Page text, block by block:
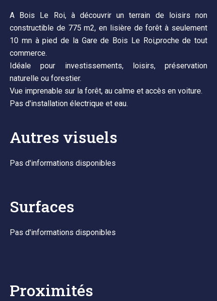
A Bois Le Roi, à découvrir un terrain de loisirs non
constructible de 775 m2, en lisière de forêt à seulement
10 mn à pied de la Gare de Bois Le Roi,proche de tout
commerce.
Idéale pour investissements, loisirs, préservation
naturelle ou forestier.
Vue imprenable sur la forêt, au calme et accès en voiture.
Pas d'installation électrique et eau.
Autres visuels
Pas d'informations disponibles
Surfaces
Pas d'informations disponibles
Proximités